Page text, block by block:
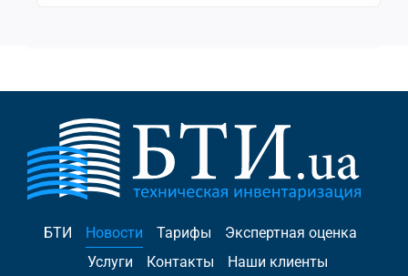
БТИ Новости Тарифы
Экспертная оценка
Услуги
Контакты Наши клиенты